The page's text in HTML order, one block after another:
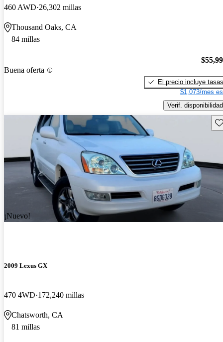
460 AWD 26,302 millas
Thousand Oaks, CA
84 millas
Buena oferta
El precio incluye tasas
$1,073/mes
Verif. disponibilidad
¡Nuevo!
2009 Lexus GX
470 4WD 172,240 millas
Chatsworth, CA
81 millas